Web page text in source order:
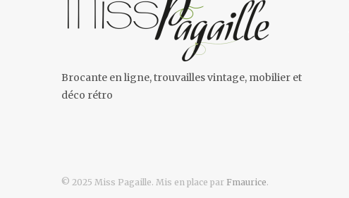
Brocante en ligne, trouvailles vintage, mobilier et
déco rétro
© 2025 Miss Pagaille. Mis en place par Fmaurice.